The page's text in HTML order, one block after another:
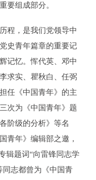
要组成部分。
，是我们党领导中
史青年篇章的重要记
记忆。恽代英、邓中
求实、瞿秋白、任弼
任《中国青年》的主
次为《中国青年》题
阶级的分析》等名
青年》编辑部之邀，
辑题词“向雷锋同志学
同志都曾为《中国青